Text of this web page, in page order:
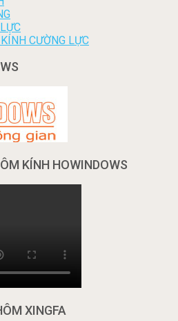
CƯỜNG LỰC
KÍNH HOWINDOWS
XINGFA